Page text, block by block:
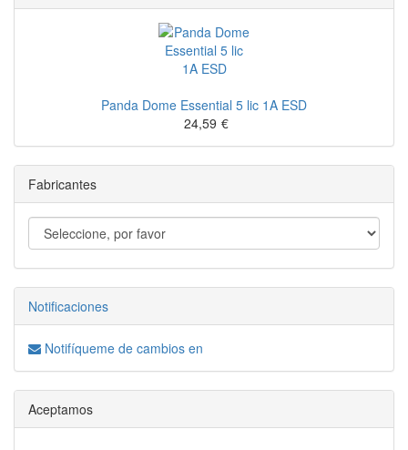
Panda Dome Essential 5 lic 1A ESD
24,59 €
Fabricantes
Notificaciones
Notifíqueme de cambios en
Aceptamos